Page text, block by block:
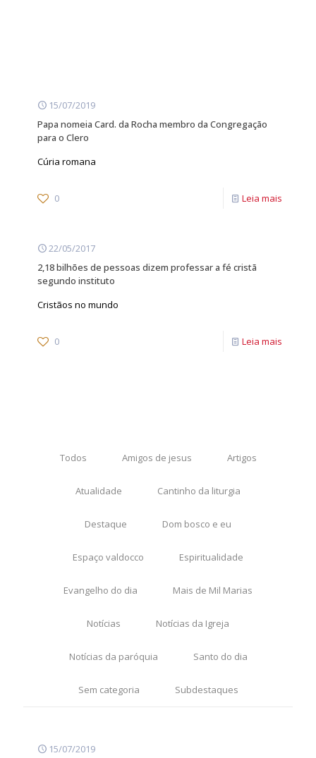
15/07/2019
Papa nomeia Card. da Rocha membro da Congregação
para o Clero
Cúria romana
0 Leia mais
22/05/2017
2,18 bilhões de pessoas dizem professar a fé cristã
segundo instituto
Cristãos no mundo
0 Leia mais
Todos Amigos de jesus Artigos
Atualidade Cantinho da liturgia
Destaque Dom bosco e eu
Espaço valdocco Espiritualidade
Evangelho do dia Mais de Mil Marias
Notícias Notícias da Igreja
Notícias da paróquia Santo do dia
Sem categoria Subdestaques
15/07/2019